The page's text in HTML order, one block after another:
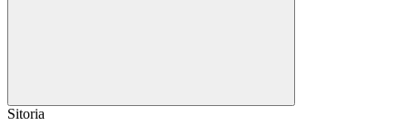
Sitoria